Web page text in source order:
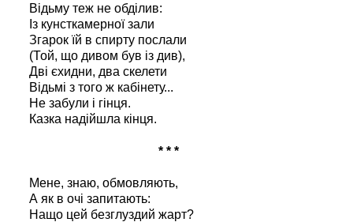
Відьму теж не обділив:
Із кунсткамерної зали
Згарок їй в спирту послали
(Той, що дивом був із див),
Дві єхидни, два скелети
Відьмі з того ж кабінету...
Не забули і гінця.
Казка надійшла кінця.
* * *
Мене, знаю, обмовляють,
А як в очі запитають:
Нащо цей безглуздий жарт?